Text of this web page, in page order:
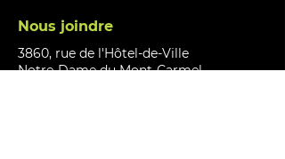
Nous joindre
3860, rue de l'Hôtel-de-Ville
Notre-Dame du Mont-Carmel,